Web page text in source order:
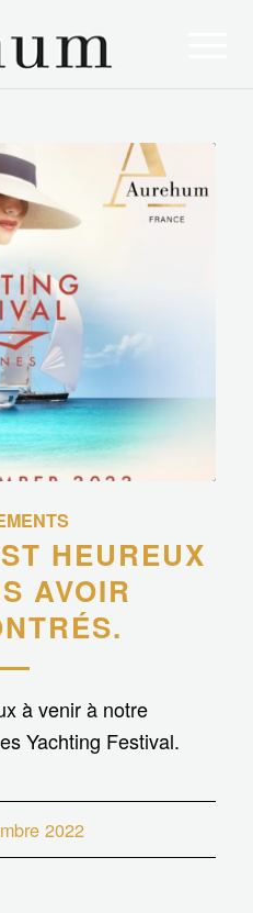
HEUREUX
AVOIR
à venir à notre
Yachting Festival.
2022